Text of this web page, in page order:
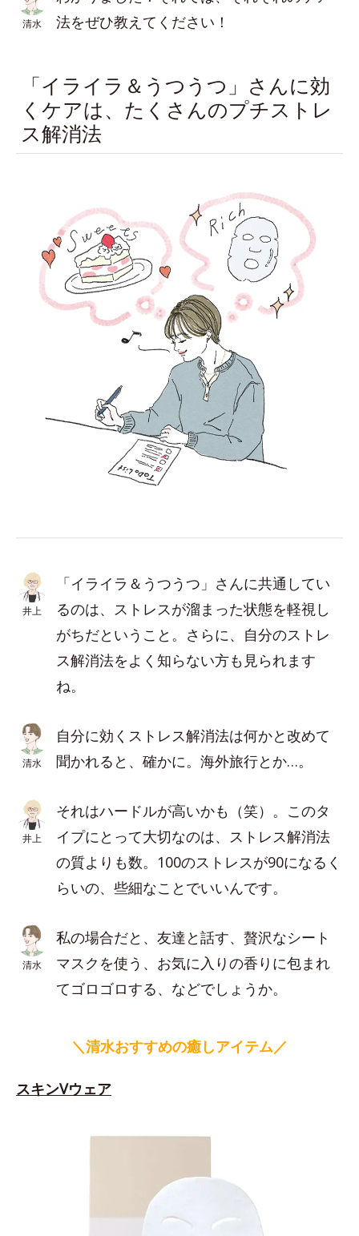
清水
法をぜひ教えてください！
「イライラ＆うつうつ」さんに効
くケアは、たくさんのプチストレ
ス解消法
井上
「イライラ＆うつうつ」さんに共通してい
るのは、ストレスが溜まった状態を軽視し
がちだということ。さらに、自分のストレ
ス解消法をよく知らない方も見られます
ね。
清水
自分に効くストレス解消法は何かと改めて
聞かれると、確かに。海外旅行とか…。
井上
それはハードルが高いかも（笑）。このタ
イプにとって大切なのは、ストレス解消法
の質よりも数。100のストレスが90になるく
らいの、些細なことでいいんです。
清水
私の場合だと、友達と話す、贅沢なシート
マスクを使う、お気に入りの香りに包まれ
てゴロゴロする、などでしょうか。
＼清水おすすめの癒しアイテム／
スキンVウェア